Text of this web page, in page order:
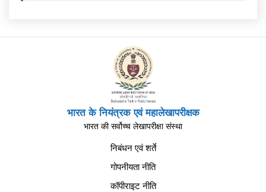
भारत के नियंत्रक एवं महालेखापरीक्षक
भारत की सर्वोच्च लेखापरीक्षा संस्था
निबंधन एवं शर्ते
गोपनीयता नीति
कॉपीराइट नीति